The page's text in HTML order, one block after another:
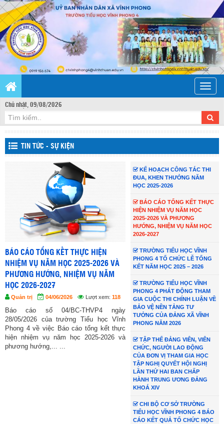
Toggle
Chủ nhật, 09/08/2026
TIN TỨC - SỰ KIỆN
KẾT THỰC HIỆN
HỌC 2025-2026 VÀ
NHIỆM VỤ NĂM
04/06/2026 Lượt xem:118
04/BC-THVP4 ngày
trường Tiểu học Vĩnh
Báo cáo tổng kết thực
năm học 2025-2026 và
...
TRƯỜNG TIỂU HỌC VĨNH PHONG 4
TỔ CHỨC LỄ TỔNG KẾT NĂM HỌC
2025 – 2026
28/05/2026 Lượt xem:121
Sáng nay, ngày 28 tháng 05 năm 2026,
Trường Tiểu học Vĩnh Phong 4 long
trọng tổ chức Lễ tổng kết năm học 2025
– 2026 nhằm đánh giá... ...
KẾ HOẠCH CÔNG TÁC THI
ĐUA, KHEN THƯỞNG NĂM
HỌC 2025-2026
BÁO CÁO TỔNG KẾT THỰC
HIỆN NHIỆM VỤ NĂM HỌC
2025-2026 VÀ PHƯƠNG
HƯỚNG, NHIỆM VỤ NĂM HỌC
2026-2027
TRƯỜNG TIỂU HỌC VĨNH
PHONG 4 TỔ CHỨC LỄ TỔNG
KẾT NĂM HỌC 2025 – 2026
TRƯỜNG TIỂU HỌC VĨNH
PHONG 4 PHÁT ĐỘNG THAM
GIA CUỘC THI CHÍNH LUẬN VỀ
BẢO VỆ NỀN TẢNG TƯ
TƯỞNG CỦA ĐẢNG XÃ VĨNH
PHONG NĂM 2026
TẬP THỂ ĐẢNG VIÊN, VIÊN
CHỨC, NGƯỜI LAO ĐỘNG
CỦA ĐƠN VỊ THAM GIA HỌC
TẬP NGHỊ QUYẾT HỘI NGHỊ
LẦN THỨ HAI BAN CHẤP
HÀNH TRUNG ƯƠNG ĐẢNG
KHOÁ XIV
CHI BỘ CƠ SỞ TRƯỜNG
TIỂU HỌC VĨNH PHONG 4 BÁO
CÁO KẾT QUẢ TỔ CHỨC HỌC